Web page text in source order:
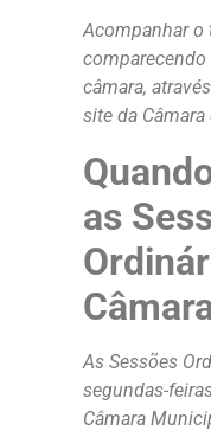
Acompanhar o
câmara,
site da Câmara
as
As Sessões
segundas-
Câmara